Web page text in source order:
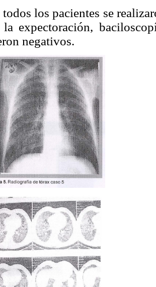
todos los pacientes se
la expectoración,
negativos.